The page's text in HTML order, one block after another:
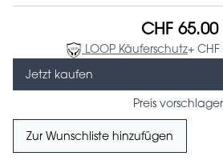
CHF 65.00
LOOP Käuferschutz+
Jetzt kaufen
Preis
Zur Wunschliste hinzufügen